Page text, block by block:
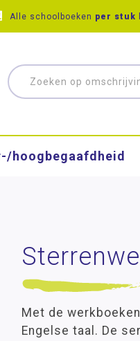
Alle schoolboeken per stuk
hoog­begaafdheid
Met de
Engelse taal. De